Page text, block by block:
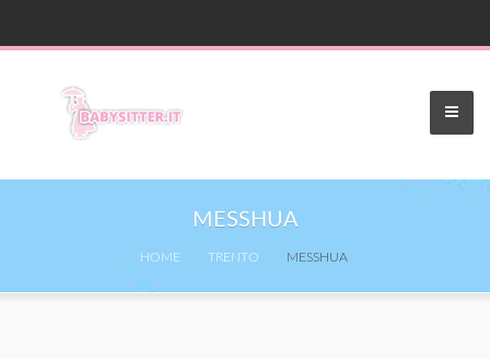
MESSHUA
HOME TRENTO MESSHUA